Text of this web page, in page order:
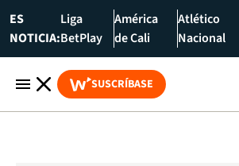
ES
NOTICIA:
Liga
BetPlay
América
de Cali
Atlético
Nacional
SUSCRÍBASE